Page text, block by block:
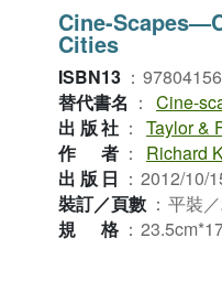
Cine-
Cities
ISBN13 ：
替代書名 ： Cine-
出版社 ： Taylor &
作者 ：
Richard
出版日 ： 2012/10/
裝訂／頁數 ： 平裝
規格 ：